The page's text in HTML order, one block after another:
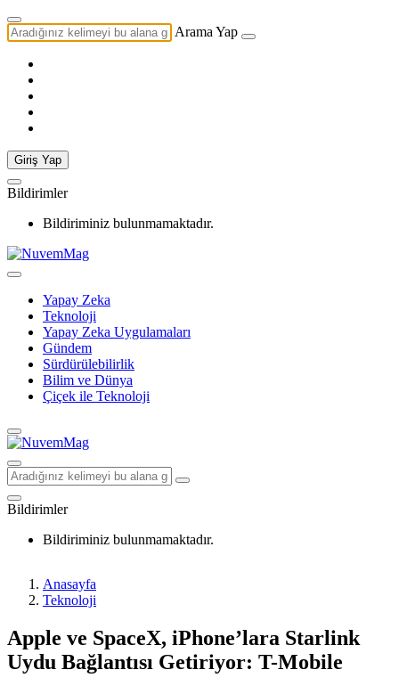
Arama Yap
Giriş Yap
Bildirimler
Bildiriminiz bulunmamaktadır.
Yapay Zeka
Teknoloji
Yapay Zeka Uygulamaları
Gündem
Sürdürülebilirlik
Bilim ve Dünya
Çiçek ile Teknoloji
Bildirimler
Bildiriminiz bulunmamaktadır.
Anasayfa
Teknoloji
Apple ve SpaceX, iPhone’lara Starlink
Uydu Bağlantısı Getiriyor: T-Mobile